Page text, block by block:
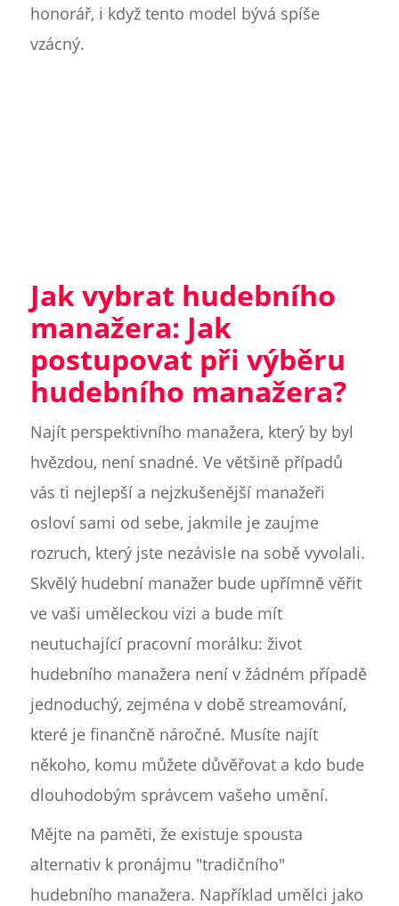
honorář, i když tento model bývá spíše
vzácný.
Jak vybrat hudebního
manažera: Jak
postupovat při výběru
hudebního manažera?
Najít perspektivního manažera, který by byl
hvězdou, není snadné. Ve většině případů
vás ti nejlepší a nejzkušenější manažeři
osloví sami od sebe, jakmile je zaujme
rozruch, který jste nezávisle na sobě vyvolali.
Skvělý hudební manažer bude upřímně věřit
ve vaši uměleckou vizi a bude mít
neutuchající pracovní morálku: život
hudebního manažera není v žádném případě
jednoduchý, zejména v době streamování,
které je finančně náročné. Musíte najít
někoho, komu můžete důvěřovat a kdo bude
dlouhodobým správcem vašeho umění.
Mějte na paměti, že existuje spousta
alternativ k pronájmu "tradičního"
hudebního manažera. Například umělci jako